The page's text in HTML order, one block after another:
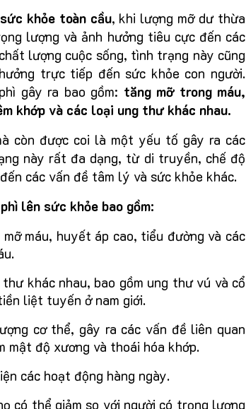
khỏe toàn cầu, khi lượng mỡ dư thừa
lượng và ảnh hưởng tiêu cực đến các
lượng cuộc sống, tình trạng này cũng
trực tiếp đến sức khỏe con người.
gây ra bao gồm: tăng mỡ trong máu,
khớp và các loại ung thư khác nhau.
còn được coi là một yếu tố gây ra các
này rất đa dạng, từ di truyền, chế độ
các vấn đề tâm lý và sức khỏe khác.
lên sức khỏe bao gồm:
máu, huyết áp cao, tiểu đường và các
khác nhau, bao gồm ung thư vú và cổ
liệt tuyến ở nam giới.
cơ thể, gây ra các vấn đề liên quan
mật độ xương và thoái hóa khớp.
các hoạt động hàng ngày.
có thể giảm so với người có trọng lượng